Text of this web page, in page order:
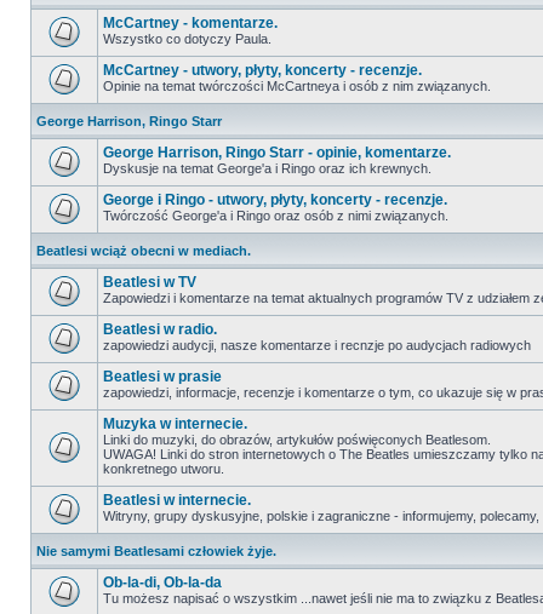
McCartney - komentarze.
Wszystko co dotyczy Paula.
McCartney - utwory, płyty, koncerty - recenzje.
Opinie na temat twórczości McCartneya i osób z nim związanych.
George Harrison, Ringo Starr
George Harrison, Ringo Starr - opinie, komentarze.
Dyskusje na temat George'a i Ringo oraz ich krewnych.
George i Ringo - utwory, płyty, koncerty - recenzje.
Twórczość George'a i Ringo oraz osób z nimi związanych.
Beatlesi wciąż obecni w mediach.
Beatlesi w TV
Zapowiedzi i komentarze na temat aktualnych programów TV z udziałem
Beatlesi w radio.
zapowiedzi audycji, nasze komentarze i recnzje po audycjach radiowych
Beatlesi w prasie
zapowiedzi, informacje, recenzje i komentarze o tym, co ukazuje się w
Muzyka w internecie.
Linki do muzyki, do obrazów, artykułów poświęconych Beatlesom.
UWAGA! Linki do stron internetowych o The Beatles umieszczamy tylko
konkretnego utworu.
Beatlesi w internecie.
Witryny, grupy dyskusyjne, polskie i zagraniczne - informujemy, polecamy,
Nie samymi Beatlesami człowiek żyje.
Ob-la-di, Ob-la-da
Tu możesz napisać o wszystkim ...nawet jeśli nie ma to związku z